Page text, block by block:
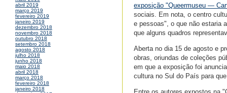
abril 2019
março 2019
fevereiro 2019
janeiro 2019
dezembro 2018
novembro 2018
outubro 2018
setembro 2018
agosto 2018
julho 2018
junho 2018
maio 2018
abril 2018
março 2018
fevereiro 2018
janeiro 2018
exposição "Queermuseu —
sociais. Em nota, o centro
e pessoas", o que não estaria
que alguns quadros
Aberta no dia 15 de agosto e
obras, oriundas de coleções
em que a exposição foi
cultura no Sul do País para